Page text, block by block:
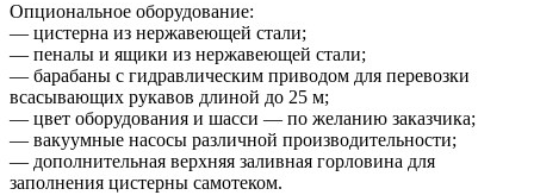
Опциональное оборудование:
— цистерна из нержавеющей стали;
— пеналы и ящики из нержавеющей стали;
— барабаны с гидравлическим приводом для перевозки
всасывающих рукавов длиной до 25 м;
— цвет оборудования и шасси — по желанию заказчика;
— вакуумные насосы различной производительности;
— дополнительная верхняя заливная горловина для
заполнения цистерны самотеком.